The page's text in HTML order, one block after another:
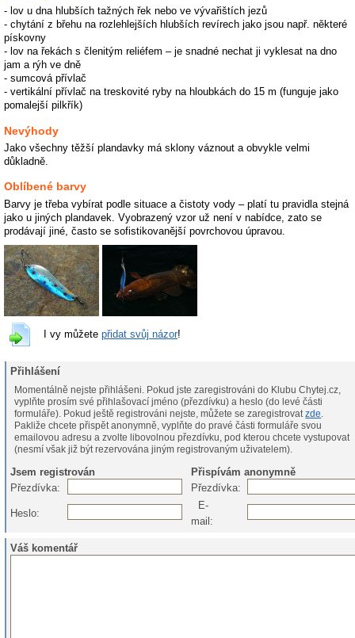
- lov u dna hlubších tažných řek nebo ve vývařištích jezů
- chytání z břehu na rozlehlejších hlubších revírech jako jsou např. některé
pískovny
- lov na řekách s členitým reliéfem – je snadné nechat ji vyklesat na dno
jam a rýh ve dně
- sumcová přívlač
- vertikální přívlač na treskovité ryby na hloubkách do 15 m (funguje jako
pomalejší pilkřík)
Nevýhody
Jako všechny těžší plandavky má sklony váznout a obvykle velmi
důkladně.
Oblíbené barvy
Barvy je třeba vybírat podle situace a čistoty vody – platí tu pravidla stejná
jako u jiných plandavek. Vyobrazený vzor už není v nabídce, zato se
prodávají jiné, často se sofistikovanější povrchovou úpravou.
I vy můžete přidat svůj názor!
Přihlášení
Momentálně nejste přihlášeni. Pokud jste zaregistrováni do Klubu Chytej.cz,
vyplňte prosím své přihlašovací jméno (přezdívku) a heslo (do levé části
formuláře). Pokud ještě registrováni nejste, můžete se zaregistrovatzde.
Pakliže chcete přispět anonymně, vyplňte do pravé části formuláře svou
emailovou adresu a zvolte libovolnou přezdívku, pod kterou chcete vystupovat
(nesmí však již být rezervována jiným registrovaným uživatelem).
Jsem registrován
Přispívám anonymně
Přezdívka:
Přezdívka:
Heslo:
E-
mail:
Váš komentář